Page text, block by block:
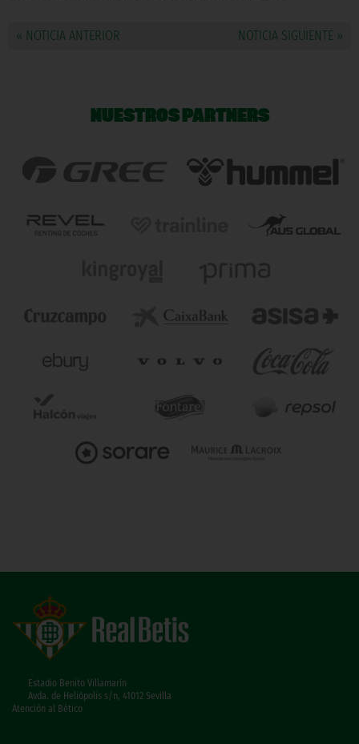
« NOTICIA ANTERIOR NOTICIA SIGUIENTE »
NUESTROS PARTNERS
Estadio Benito Villamarín
Avda. de Heliópolis s/n, 41012 Sevilla
Atención al Bético